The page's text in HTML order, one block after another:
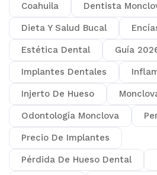
Coahuila Dentista
Dieta Y Salud Bucal
Estética Dental Guía
Implantes Dentales
Injerto De Hueso
Odontología Monclova
Precio De Implantes
Pérdida De Hueso Dental